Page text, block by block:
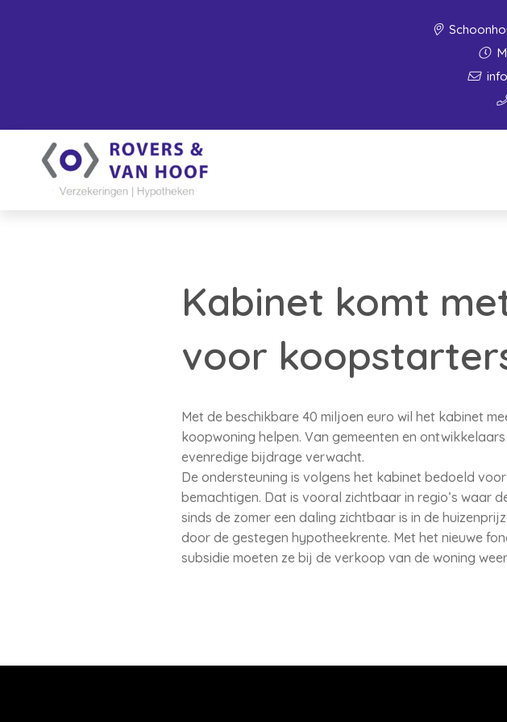
Kabinet komt
voor
Met de beschikbare 40 miljoen euro wil het kabinet
koopwoning helpen. Van gemeenten en
evenredige bijdrage verwacht.
De ondersteuning is volgens het kabinet bedoeld
bemachtigen. Dat is vooral zichtbaar in regio’s waar
sinds de zomer een daling zichtbaar is in de
door de gestegen hypotheekrente. Met het nieuwe
subsidie moeten ze bij de verkoop van de woning